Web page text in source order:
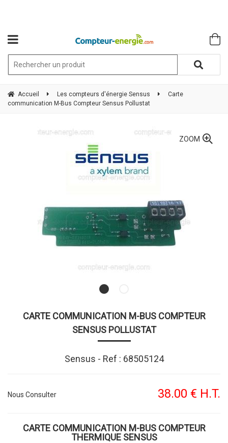
Accueil Les compteurs d'énergie Sensus
Carte
communication M-Bus Compteur Sensus Pollustat
ZOOM
CARTE COMMUNICATION M-BUS COMPTEUR
SENSUS POLLUSTAT
Sensus - Ref : 68505124
38.00 € H.T.
Nous Consulter
CARTE COMMUNICATION M-BUS COMPTEUR
THERMIQUE SENSUS